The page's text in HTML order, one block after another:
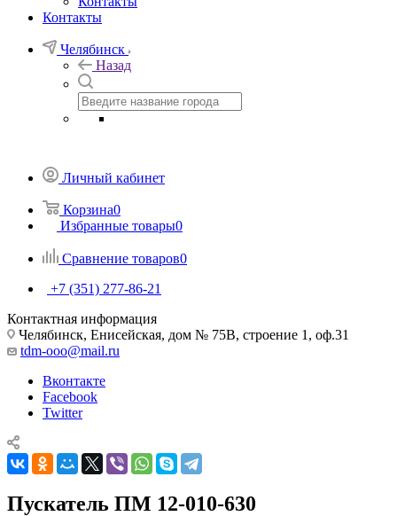
Контакты
Челябинск
Назад
Личный кабинет
Корзина0
Избранные товары0
Сравнение товаров0
+7 (351) 277-86-21
Контактная информация
Челябинск, Енисейская, дом № 75В, строение 1, оф.31
tdm-ooo@mail.ru
Вконтакте
Facebook
Twitter
Пускатель ПМ 12-010-630